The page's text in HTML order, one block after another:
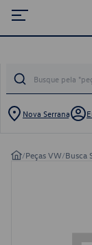
Nova Serrana
/Peças VW/Busca